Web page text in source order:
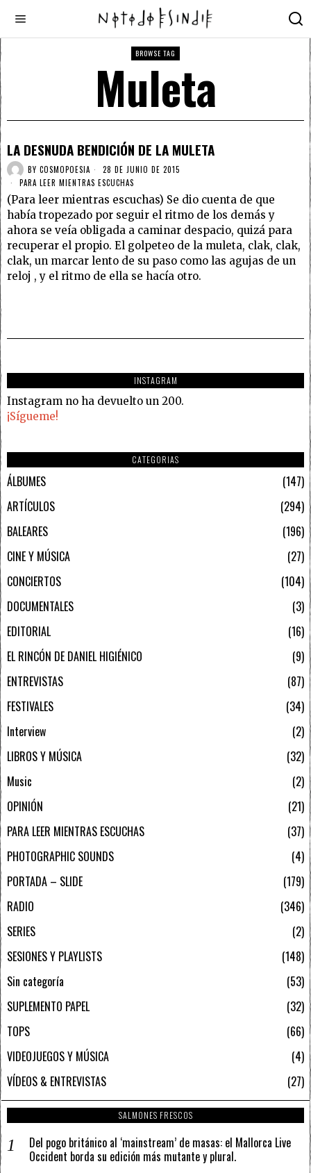
BROWSE TAG
Muleta
LA DESNUDA BENDICIÓN DE LA MULETA
BY COSMOPOESIA
28 DE JUNIO DE 2015
PARA LEER MIENTRAS ESCUCHAS
(Para leer mientras escuchas) Se dio cuenta de que
había tropezado por seguir el ritmo de los demás y
ahora se veía obligada a caminar despacio, quizá para
recuperar el propio. El golpeteo de la muleta, clak, clak,
clak, un marcar lento de su paso como las agujas de un
reloj , y el ritmo de ella se hacía otro.
INSTAGRAM
Instagram no ha devuelto un 200.
¡Sígueme!
CATEGORIAS
ÁLBUMES
147
ARTÍCULOS
294
BALEARES
196
CINE Y MÚSICA
27
CONCIERTOS
104
DOCUMENTALES
3
EDITORIAL
16
EL RINCÓN DE DANIEL HIGIÉNICO
9
ENTREVISTAS
87
FESTIVALES
34
Interview
2
LIBROS Y MÚSICA
32
Music
2
OPINIÓN
21
PARA LEER MIENTRAS ESCUCHAS
37
PHOTOGRAPHIC SOUNDS
4
PORTADA – SLIDE
179
RADIO
346
SERIES
2
SESIONES Y PLAYLISTS
148
Sin categoría
53
SUPLEMENTO PAPEL
32
TOPS
66
VIDEOJUEGOS Y MÚSICA
4
VÍDEOS & ENTREVISTAS
27
SALMONES FRESCOS
Del pogo británico al ‘mainstream’ de masas: el Mallorca Live
Occident borda su edición más mutante y plural.